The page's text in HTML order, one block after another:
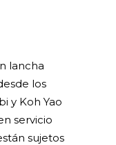
lancha
los
y Koh Yao
servicio
sujetos